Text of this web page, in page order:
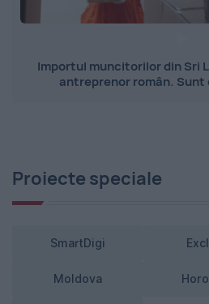
Importul muncitorilor din Sri
antreprenor român.
Proiecte speciale
SmartDigi
Moldova